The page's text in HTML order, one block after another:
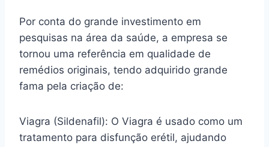
Por conta do grande investimento em
pesquisas na área da saúde, a empresa se
tornou uma referência em qualidade de
remédios originais, tendo adquirido grande
fama pela criação de:
Viagra (Sildenafil): O Viagra é usado como um
tratamento para disfunção erétil, ajudando